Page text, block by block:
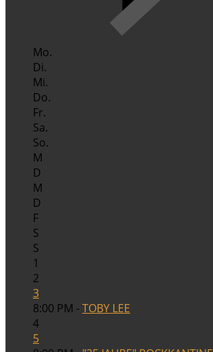
Mo.
Di.
Mi.
Do.
Fr.
Sa.
So.
M
D
M
D
F
S
S
1
2
3
8:00 PM -TOBY LEE
4
5